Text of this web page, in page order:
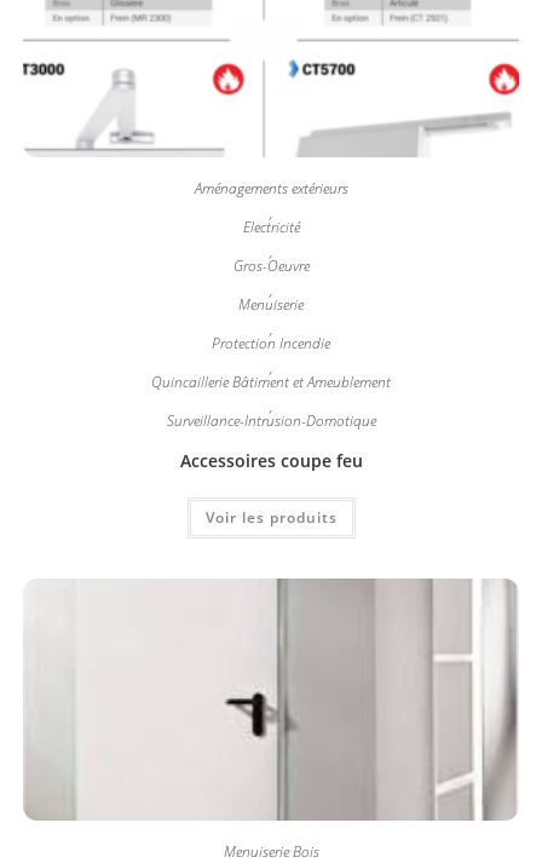
Aménagements extérieurs
,
Electricité
,
Gros-Oeuvre
,
Menuiserie
,
Protection Incendie
,
Quincaillerie Bâtiment et Ameublement
,
Surveillance-Intrusion-Domotique
Accessoires coupe feu
Voir les produits
Menuiserie Bois